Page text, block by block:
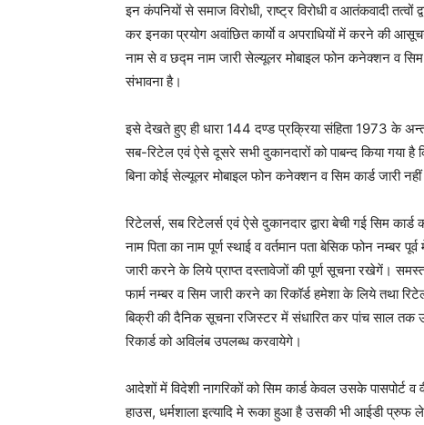
इन कंपनियों से समाज विरोधी, राष्ट्र विरोधी व आतंकवादी
कर इनका प्रयोग अवांछित कार्याे व अपराधियों में करने की
नाम से व छद्म नाम जारी सेल्यूलर मोबाइल फोन कनेक्शन व सिम
संभावना है।
इसे देखते हुए ही धारा 144 दण्ड प्रक्रिया संहिता 1973 के
सब-रिटेल एवं ऐसे दूसरे सभी दुकानदारों को पाबन्द किया गया
बिना कोई सेल्यूलर मोबाइल फोन कनेक्शन व सिम कार्ड जारी
रिटेलर्स, सब रिटेलर्स एवं ऐसे दुकानदार द्वारा बेची गई सिम
नाम पिता का नाम पूर्ण स्थाई व वर्तमान पता बेसिक फोन
जारी करने के लिये प्राप्त दस्तावेजों की पूर्ण सूचना रखेगें।
फार्म नम्बर व सिम जारी करने का रिकॉर्ड हमेशा के लिये तथा
बिक्री की दैनिक सूचना रजिस्टर में संधारित कर पांच साल तक
रिकार्ड को अविलंब उपलब्ध करवायेगे।
आदेशों में विदेशी नागरिकों को सिम कार्ड केवल उसके पासपोर्ट
हाउस, धर्मशाला इत्यादि मे रूका हुआ है उसकी भी आईडी